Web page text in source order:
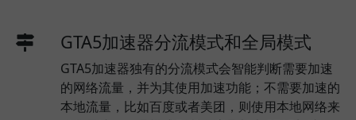
GTA5加速器分流模式和全局模式
GTA5加速器独有的分流模式会智能判断需要加速
的网络流量，并为其使用加速功能；不需要加速的
本地流量，比如百度或者美团，则使用本地网络来